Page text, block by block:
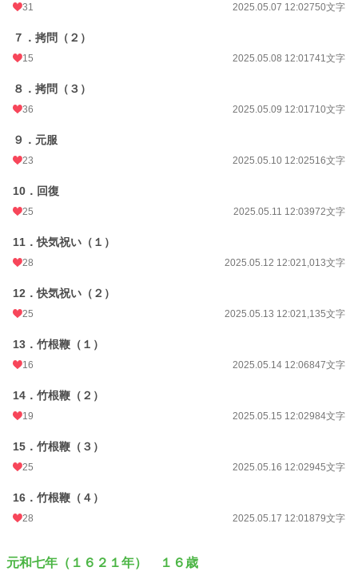
31 2025.05.07 12:02750文字
７．拷問（２）
15 2025.05.08 12:01741文字
８．拷問（３）
36 2025.05.09 12:01710文字
９．元服
23 2025.05.10 12:02516文字
10．回復
25 2025.05.11 12:03972文字
11．快気祝い（１）
28 2025.05.12 12:021,013文字
12．快気祝い（２）
25 2025.05.13 12:021,135文字
13．竹根鞭（１）
16 2025.05.14 12:06847文字
14．竹根鞭（２）
19 2025.05.15 12:02984文字
15．竹根鞭（３）
25 2025.05.16 12:02945文字
16．竹根鞭（４）
28 2025.05.17 12:01879文字
元和七年（１６２１年） １６歳